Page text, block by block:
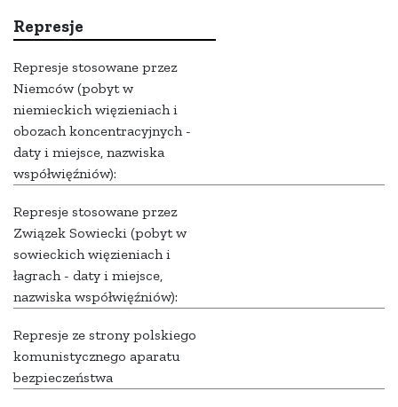
Represje
Represje stosowane przez
Niemców (pobyt w
niemieckich więzieniach i
obozach koncentracyjnych -
daty i miejsce, nazwiska
współwięźniów):
Represje stosowane przez
Związek Sowiecki (pobyt w
sowieckich więzieniach i
łagrach - daty i miejsce,
nazwiska współwięźniów):
Represje ze strony polskiego
komunistycznego aparatu
bezpieczeństwa